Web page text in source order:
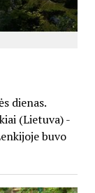
dienas.
(Lietuva) -
buvo